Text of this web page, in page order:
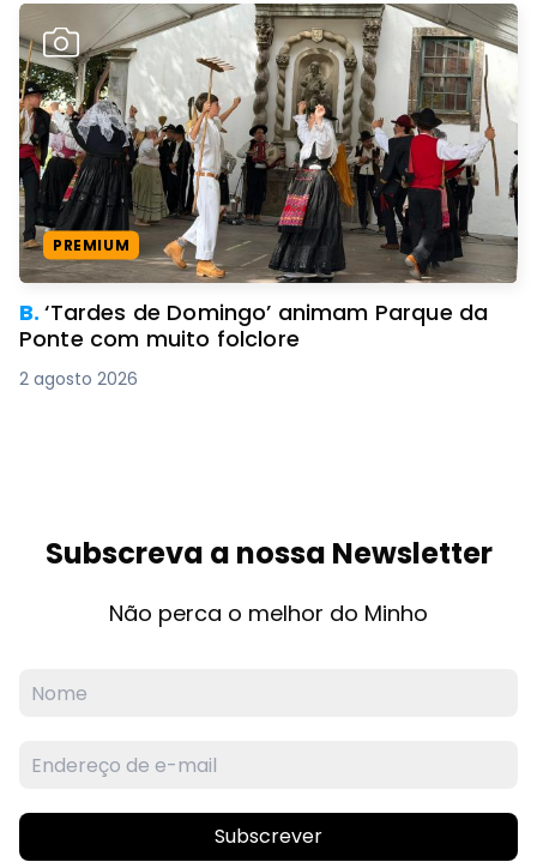
PREMIUM
B.‘Tardes de Domingo’ animam Parque da
Ponte com muito folclore
2 agosto 2026
Subscreva a nossa Newsletter
Não perca o melhor do Minho
Subscrever